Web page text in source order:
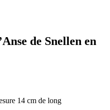
de Snellen en
14 cm de long